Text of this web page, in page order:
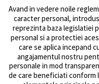
Rezultat concurs expert
06/08/2026 inResurse umane /
Anunt concurs
05/08/2026 Resurse umane /
Avand in vedere noile
caracter personal,
reprezinta baza legislatiei
personal si a protectiei
care se aplica incepand
angajamentul nostru
personale in mod
de care beneficiati conform